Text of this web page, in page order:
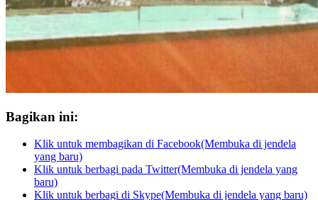
Bagikan ini:
Klik untuk membagikan di Facebook(Membuka di jendela
yang baru)
Klik untuk berbagi pada Twitter(Membuka di jendela yang
baru)
Klik untuk berbagi di Skype(Membuka di jendela yang baru)